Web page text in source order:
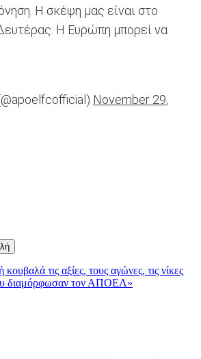
Η σκέψη μας είναι στο
Η Ευρώπη μπορεί να
November 29,
τις αξίες, τους αγώνες, τις νίκες
διαμόρφωσαν τον ΑΠΟΕΛ»